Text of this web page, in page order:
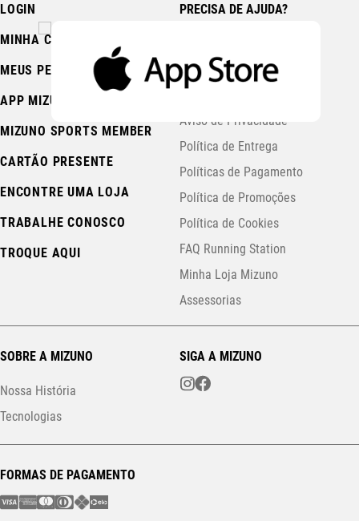
LOGIN
MINHA CONTA
MEUS PEDIDOS
APP MIZUNO
MIZUNO SPORTS MEMBER
CARTÃO PRESENTE
ENCONTRE UMA LOJA
TRABALHE CONOSCO
TROQUE AQUI
PRECISA DE AJUDA?
Central de Ajuda
Aviso de Privacidade
Política de Entrega
Políticas de Pagamento
Política de Promoções
Política de Cookies
FAQ Running Station
Minha Loja Mizuno
Assessorias
SOBRE A MIZUNO
Nossa História
Tecnologias
SIGA A MIZUNO
FORMAS DE PAGAMENTO